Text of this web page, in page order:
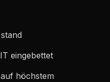
eingebettet
höchstem